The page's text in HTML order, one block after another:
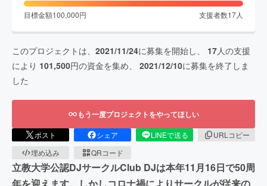
目標金額100,000円 支援者数17人
このプロジェクトは、 2021/11/24に募集を開始し、 17人の支援
により 101,500円の資金を集め、 2021/12/10に募集を終了しま
した
もう一度プロジェクトをやってほしい
ポスト シェア LINEで送る
URLコピー
埋め込み
QRコード
立教大学公認DJサークルClub DJは本年11月16日で50周
年を迎えます。しかしコロナ禍によりサークルが従来の